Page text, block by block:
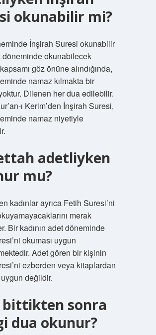
okunabilir mi?
İnşirah Suresi okunabilir
döneminde okunabilecek
göz önüne alındığında,
namaz kılmakta bir
Dilenen her dua edilebilir.
ı Kerim’den İnşirah Suresi,
namaz niyetiyle
adetliyken
mu?
kadınlar ayrıca Fetih Suresi’ni
merak
Bir kadının adet döneminde
okuması uygun
Adet gören bir kişinin
ezberden veya kitaplardan
değildir.
bittikten sonra
dua okunur?